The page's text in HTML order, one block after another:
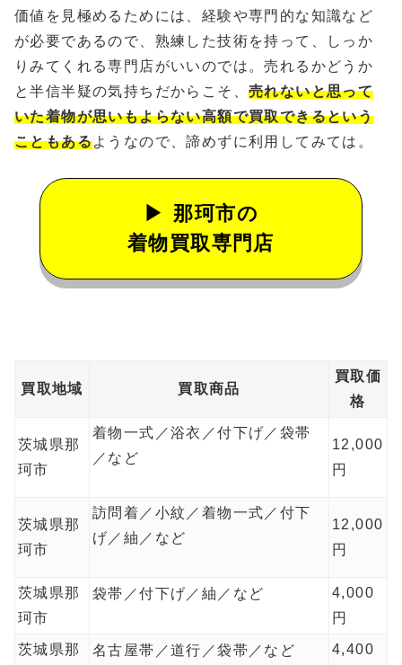
価値を見極めるためには、経験や専門的な知識など
が必要であるので、熟練した技術を持って、しっか
りみてくれる専門店がいいのでは。売れるかどうか
と半信半疑の気持ちだからこそ、 売れないと思って
いた着物が思いもよらない高額で買取できるという
こともあるようなので、諦めずに利用してみては。
那珂市の
着物買取専門店
買取地域 買取商品
買取価
格
茨城県那
珂市
着物一式／浴衣／付下げ／袋帯
／など
12,000
円
茨城県那
珂市
訪問着／小紋／着物一式／付下
げ／紬／など
12,000
円
茨城県那
珂市
袋帯／付下げ／紬／など
4,000
円
茨城県那
名古屋帯／道行／袋帯／など
4,400